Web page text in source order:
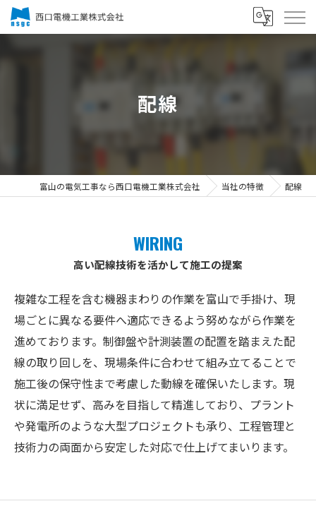
配線
富山の電気工事なら西口電機工業株式会社 当社の特徴 配線
高い配線技術を活かして施工の提案
WIRING
複雑な工程を含む機器まわりの作業を富山で手掛け、現
場ごとに異なる要件へ適応できるよう努めながら作業を
進めております。制御盤や計測装置の配置を踏まえた配
線の取り回しを、現場条件に合わせて組み立てることで
施工後の保守性まで考慮した動線を確保いたします。現
状に満足せず、高みを目指して精進しており、プラント
や発電所のような大型プロジェクトも承り、工程管理と
技術力の両面から安定した対応で仕上げてまいります。